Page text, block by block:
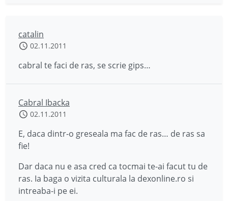
catalin
02.11.2011
cabral te faci de ras, se scrie gips…
Cabral Ibacka
02.11.2011
E, daca dintr-o greseala ma fac de ras… de ras sa
fie!
Dar daca nu e asa cred ca tocmai te-ai facut tu de
ras. Ia baga o vizita culturala la dexonline.ro si
intreaba-i pe ei.